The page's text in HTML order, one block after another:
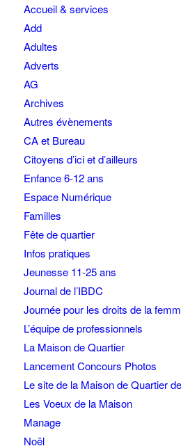
Accueil & services
Add
Adultes
Adverts
AG
Archives
Autres évènements
CA et Bureau
Citoyens d’ici et d’ailleurs
Enfance 6-12 ans
Espace Numérique
Familles
Fête de quartier
Infos pratiques
Jeunesse 11-25 ans
Journal de l’IBDC
Journée pour les droits de la
L’équipe de professionnels
La Maison de Quartier
Lancement Concours Photos
Le site de la Maison de Quartier
Les Voeux de la Maison
Manage
Noël